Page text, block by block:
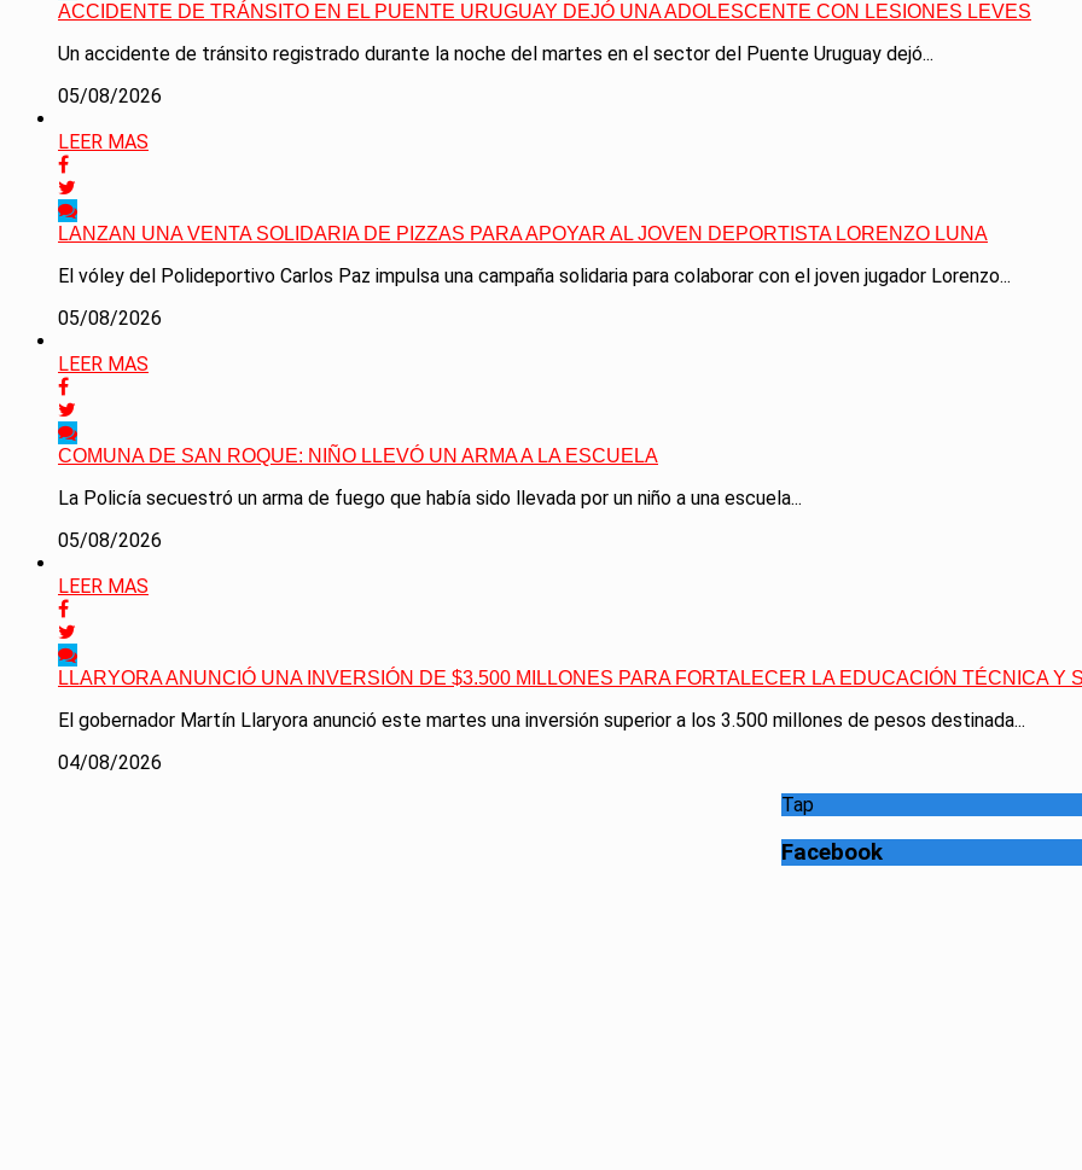
ACCIDENTE DE TRÁNSITO EN EL PUENTE URUGUAY DEJÓ UNA ADOLESCENTE CON LESIONES LEVES
Un accidente de tránsito registrado durante la noche del martes en el sector del Puente Uruguay dejó...
05/08/2026
LEER MAS
LANZAN UNA VENTA SOLIDARIA DE PIZZAS PARA APOYAR AL JOVEN DEPORTISTA LORENZO LUNA
El vóley del Polideportivo Carlos Paz impulsa una campaña solidaria para colaborar con el joven jugador Lorenzo...
05/08/2026
LEER MAS
COMUNA DE SAN ROQUE: NIÑO LLEVÓ UN ARMA A LA ESCUELA
La Policía secuestró un arma de fuego que había sido llevada por un niño a una escuela...
05/08/2026
LEER MAS
LLARYORA ANUNCIÓ UNA INVERSIÓN DE $3.500 MILLONES PARA FORTALECER LA EDUCACIÓN TÉCNICA Y
El gobernador Martín Llaryora anunció este martes una inversión superior a los 3.500 millones de pesos destinada...
04/08/2026
Tap
Facebook